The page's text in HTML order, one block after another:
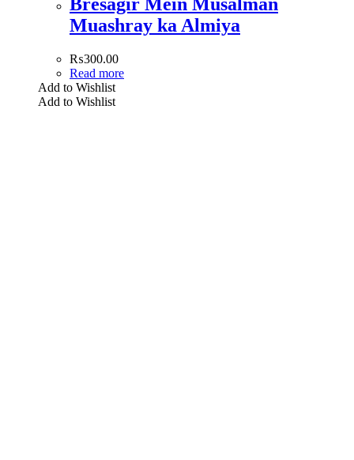
Muashray ka Almiya
₨300.00
Read more
Add to Wishlist
Add to Wishlist